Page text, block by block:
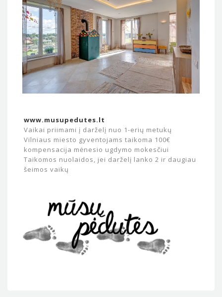
www.musupedutes.lt
Vaikai priimami į darželį nuo 1-erių metukų
Vilniaus miesto gyventojams taikoma 100€
kompensacija mėnesio ugdymo mokesčiui
Taikomos nuolaidos, jei darželį lanko 2 ir daugiau
šeimos vaikų